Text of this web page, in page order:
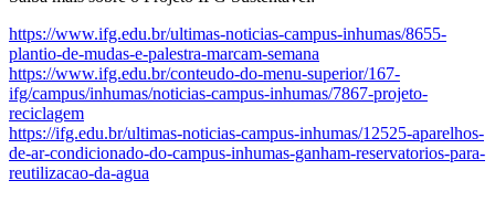
https://www.ifg.edu.br/ultimas-noticias-campus-inhumas/8655-
plantio-de-mudas-e-palestra-marcam-semana
https://www.ifg.edu.br/conteudo-do-menu-superior/167-
ifg/campus/inhumas/noticias-campus-inhumas/7867-projeto-
reciclagem
https://ifg.edu.br/ultimas-noticias-campus-inhumas/12525-aparelhos-
de-ar-condicionado-do-campus-inhumas-ganham-reservatorios-para-
reutilizacao-da-agua